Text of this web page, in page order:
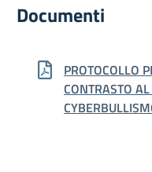
Documenti
PROTOCOLLO
CONTRASTO